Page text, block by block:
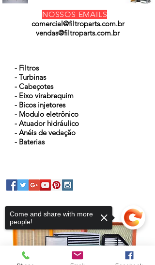
NOSSOS EMAILS
comercial@filtroparts.com.br
vendas@filtroparts.com.br
- Filtros
- Turbinas
- Cabeçotes
- Eixo virabrequim
- Bicos injetores
- Modulo eletrônico
- Atuador hidráulico
- Anéis de vedação
- Baterias
Come and share with more
people!